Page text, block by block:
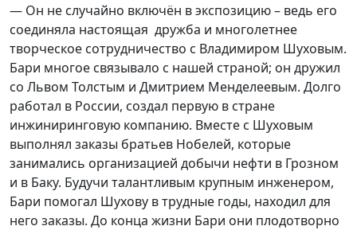
— Он не случайно включён в экспозицию – ведь его
соединяла настоящая дружба и многолетнее
творческое сотрудничество с Владимиром Шуховым.
Бари многое связывало с нашей страной; он дружил
со Львом Толстым и Дмитрием Менделеевым. Долго
работал в России, создал первую в стране
инжиниринговую компанию. Вместе с Шуховым
выполнял заказы братьев Нобелей, которые
занимались организацией добычи нефти в Грозном
и в Баку. Будучи талантливым крупным инженером,
Бари помогал Шухову в трудные годы, находил для
него заказы. До конца жизни Бари они плодотворно